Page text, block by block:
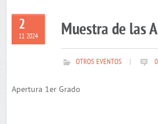
2
11 2024 Muestra de las
OTROS EVENTOS 0
Apertura 1er Grado